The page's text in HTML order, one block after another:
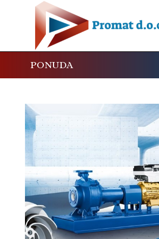
PONUDA